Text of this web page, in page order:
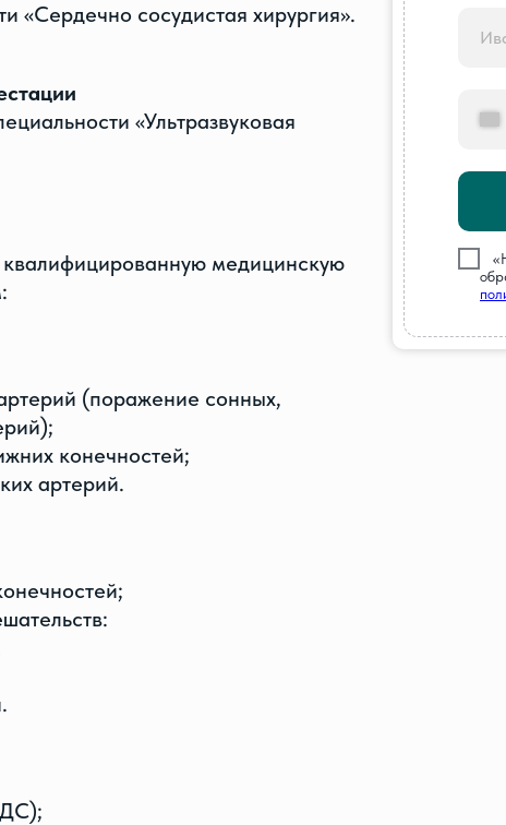
«Сердечно сосудистая хирургия».
«Ультразвуковая
квалифицированную медицинскую
(поражение сонных,
конечностей;
артерий.